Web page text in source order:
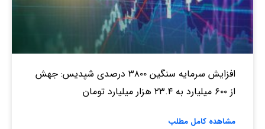
افزایش سرمایه سنگین ۳۸۰۰ درصدی شپدیس: جهش
از ۶۰۰ میلیارد به ۲۳.۴ هزار میلیارد تومان
مشاهده کامل مطلب